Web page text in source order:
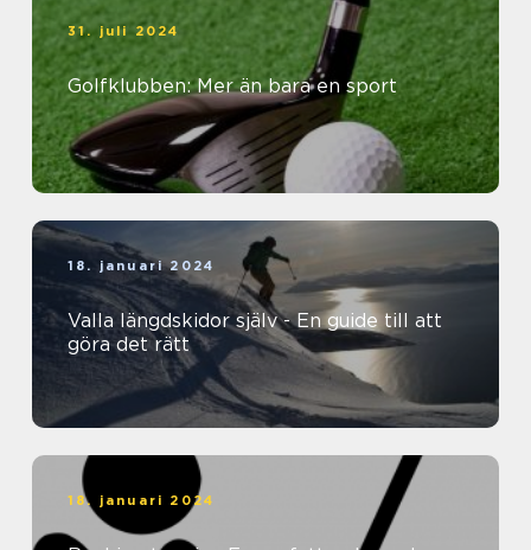
31. juli 2024
Golfklubben: Mer än bara en sport
18. januari 2024
Valla längdskidor själv - En guide till att
göra det rätt
18. januari 2024